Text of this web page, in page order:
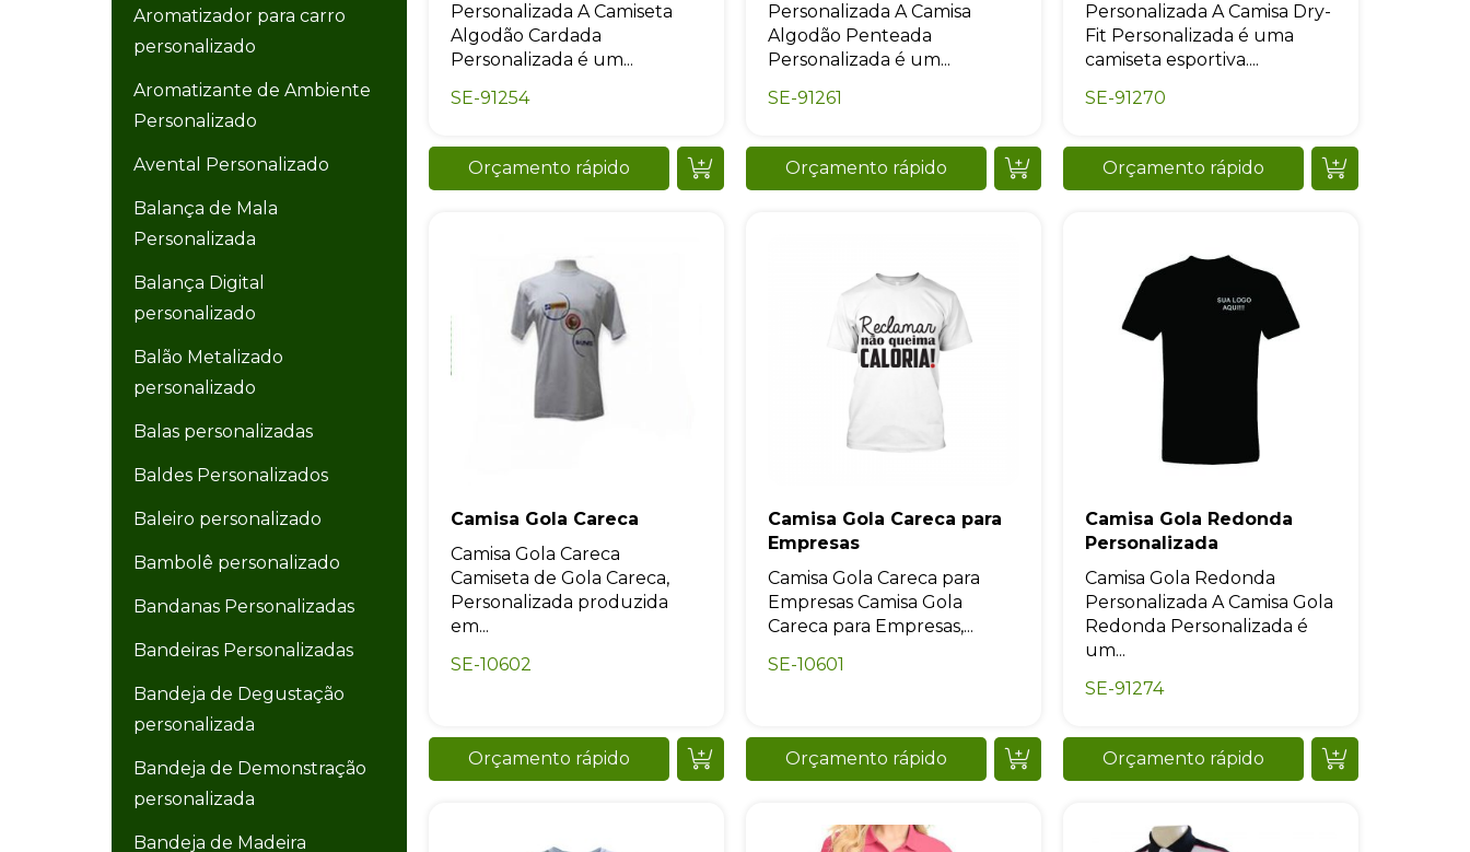
Aromatizador para carro
personalizado
Aromatizante de Ambiente
Personalizado
Avental Personalizado
Balança de Mala
Personalizada
Balança Digital
personalizado
Balão Metalizado
personalizado
Balas personalizadas
Baldes Personalizados
Baleiro personalizado
Bambolê personalizado
Bandanas Personalizadas
Bandeiras Personalizadas
Bandeja de Degustação
personalizada
Bandeja de Demonstração
personalizada
Bandeja de Madeira
Personalizada A Camiseta
Algodão Cardada
Personalizada é um...
SE-91254
Orçamento rápido
Personalizada A Camisa
Algodão Penteada
Personalizada é um...
SE-91261
Orçamento rápido
Personalizada A Camisa Dry-
Fit Personalizada é uma
camiseta esportiva....
SE-91270
Orçamento rápido
Camisa Gola Careca
Camisa Gola Careca
Camiseta de Gola Careca,
Personalizada produzida
em...
SE-10602
Orçamento rápido
Camisa Gola Careca para
Empresas
Camisa Gola Careca para
Empresas Camisa Gola
Careca para Empresas,...
SE-10601
Orçamento rápido
Camisa Gola Redonda
Personalizada
Camisa Gola Redonda
Personalizada A Camisa Gola
Redonda Personalizada é
um...
SE-91274
Orçamento rápido
Sacola Ecológica
online